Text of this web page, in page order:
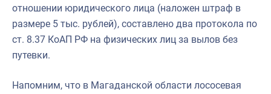
отношении юридического лица (наложен штраф в
размере 5 тыс. рублей), составлено два протокола по
ст. 8.37 КоАП РФ на физических лиц за вылов без
путевки.
Напомним, что в Магаданской области лососевая